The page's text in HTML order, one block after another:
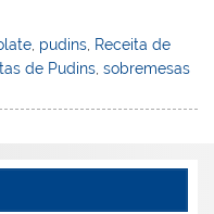
h
o
o
t
ar
e
, pudins, Receita de
de Pudins ,sobremesas